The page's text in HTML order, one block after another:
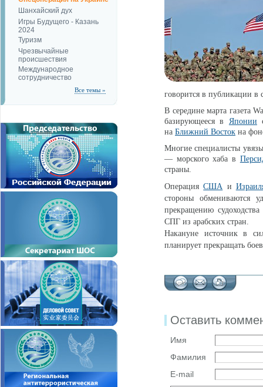
Шанхайский дух
Игры Будущего - Казань
2024
Туризм
Чрезвычайные
происшествия
Международное
сотрудничество
Все темы »
говорится в публикации в
В середине марта газета
базирующееся в Японии
на Ближний Восток на
Многие специалисты
— морского хаба в
страны.
ОперацияСША и
стороны обмениваются
прекращению
СПГ из арабских стран.
Накануне источник в
планирует прекращать
Оставить
Имя
Фамилия
E-mail